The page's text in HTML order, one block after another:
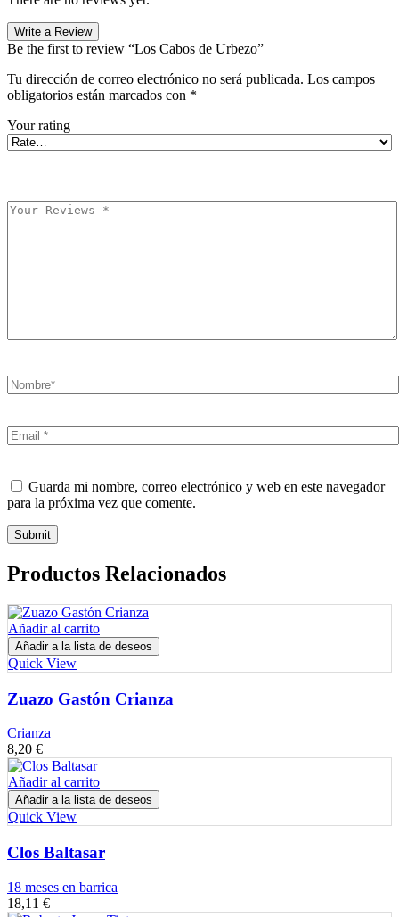
Write a Review
Be the first to review “Los Cabos de Urbezo”
Tu dirección de correo electrónico no será publicada. Los campos
obligatorios están marcados con *
Your rating
Guarda mi nombre, correo electrónico y web en este navegador
para la próxima vez que comente.
Productos Relacionados
Añadir al carrito
Añadir a la lista de deseos
Quick View
Zuazo Gastón Crianza
Crianza
8,20 €
Añadir al carrito
Añadir a la lista de deseos
Quick View
Clos Baltasar
18 meses en barrica
18,11 €